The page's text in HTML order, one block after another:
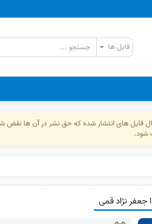
فایل های انتشار شده که حق نشر در آن ها نقض
شود.
جعفر نژاد قمی